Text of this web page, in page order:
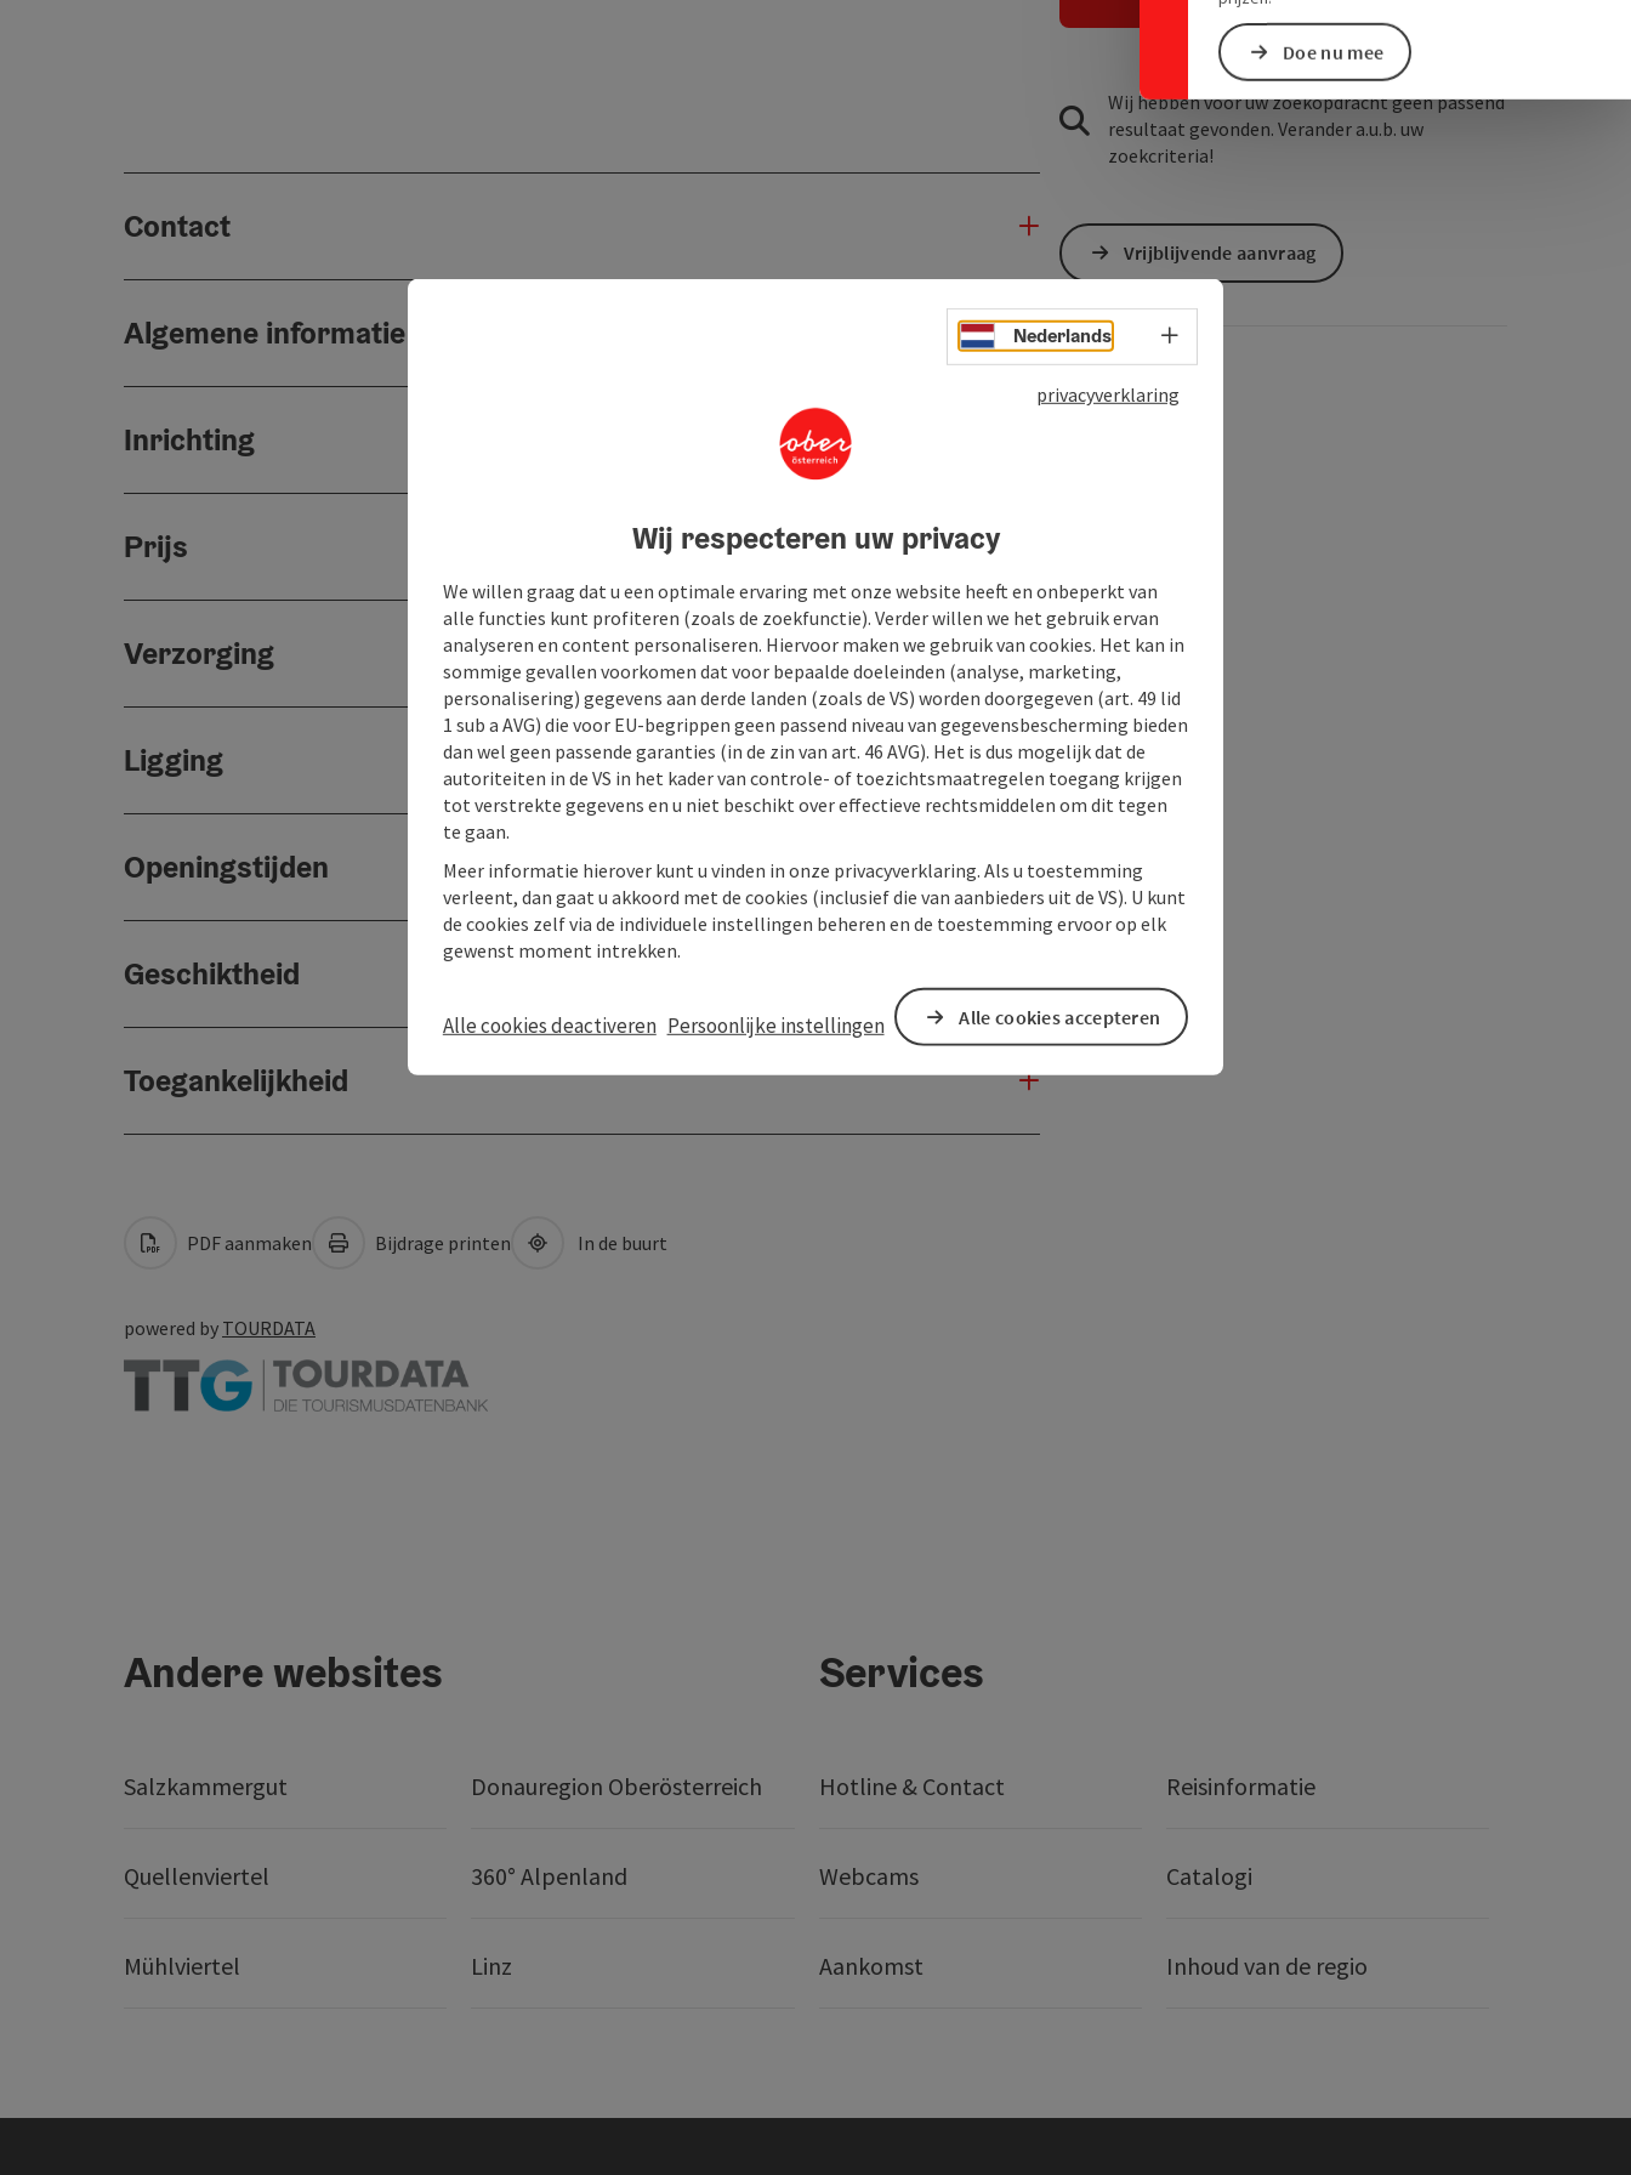
Doe nu mee
Contact
Algemene informatie
Inrichting
Prijs
Verzorging
Ligging
Openingstijden
Geschiktheid
Toegankelijkheid
Wij hebben voor uw zoekopdracht geen passend
resultaat gevonden. Verander a.u.b. uw
zoekcriteria!
Vrijblijvende aanvraag
PDF aanmaken Bijdrage printen In de buurt
powered by TOURDATA
Andere websites
Salzkammergut Donauregion Oberösterreich
Quellenviertel 360° Alpenland
Mühlviertel Linz
Services
Hotline & Contact Reisinformatie
Webcams Catalogi
Aankomst Inhoud van de regio
Nederlands Taalkeuze - menu openen
privacyverklaring
Wij respecteren uw privacy
We willen graag dat u een optimale ervaring met onze website heeft en onbeperkt van
alle functies kunt profiteren (zoals de zoekfunctie). Verder willen we het gebruik ervan
analyseren en content personaliseren. Hiervoor maken we gebruik van cookies. Het kan in
sommige gevallen voorkomen dat voor bepaalde doeleinden (analyse, marketing,
personalisering) gegevens aan derde landen (zoals de VS) worden doorgegeven (art. 49 lid
1 sub a AVG) die voor EU-begrippen geen passend niveau van gegevensbescherming bieden
dan wel geen passende garanties (in de zin van art. 46 AVG). Het is dus mogelijk dat de
autoriteiten in de VS in het kader van controle- of toezichtsmaatregelen toegang krijgen
tot verstrekte gegevens en u niet beschikt over effectieve rechtsmiddelen om dit tegen
te gaan.
Meer informatie hierover kunt u vinden in onze privacyverklaring. Als u toestemming
verleent, dan gaat u akkoord met de cookies (inclusief die van aanbieders uit de VS). U kunt
de cookies zelf via de individuele instellingen beheren en de toestemming ervoor op elk
gewenst moment intrekken.
Alle cookies deactiveren Persoonlijke instellingen Alle cookies accepteren